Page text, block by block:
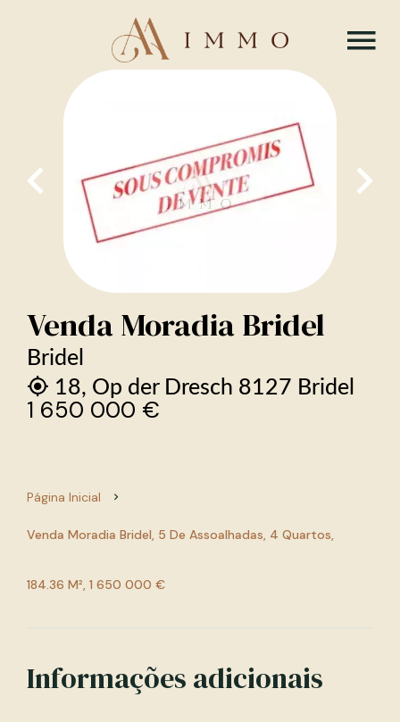
Venda Moradia Bridel
Bridel
18, Op der Dresch 8127 Bridel
1 650 000 €
Página Inicial
Venda Moradia Bridel, 5 De Assoalhadas, 4 Quartos,
184.36 M², 1 650 000 €
Informações adicionais